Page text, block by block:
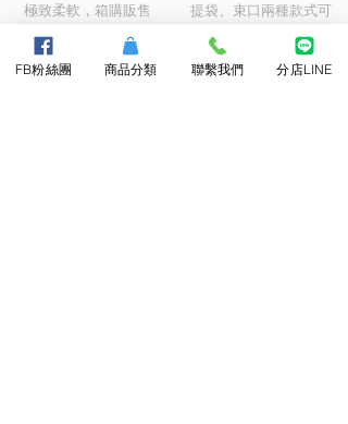
極致柔軟，箱購販售
提袋、束口兩種款式可
FB粉絲團 商品分類 聯繫我們 分店LINE